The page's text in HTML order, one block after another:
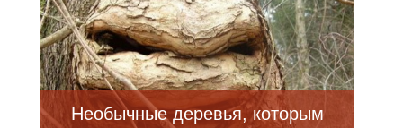
Необычные деревья, которым